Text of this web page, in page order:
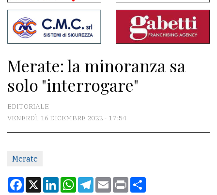
Contenuti
del
sito
Associazioni
Meteo
redazione
Scrivici
Merate: la minoranza sa
solo "interrogare"
EDITORIALE
VENERDÌ, 16 DICEMBRE 2022 - 17:54
Merate
Facebook
X LinkedInWhatsApp
Telegram
EmailPrint